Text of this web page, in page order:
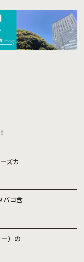
ズカ
バコ含
）の